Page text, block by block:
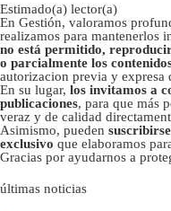
Estimado(a) lector(a)
En Gestión, valoramos
realizamos para mantenerlos
no está permitido,
o parcialmente los
autorizacion previa y expresa
En su lugar, los invitamos a
publicaciones, para que más
veraz y de calidad
Asimismo, pueden
exclusivo que elaboramos
Gracias por ayudarnos a
últimas noticias